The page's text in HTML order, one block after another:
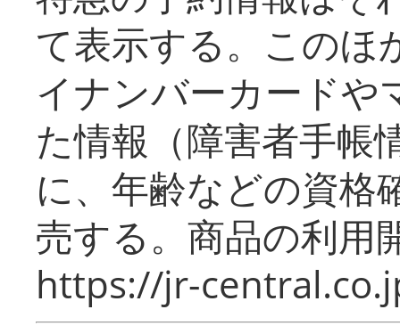
て表示する。このほ
イナンバーカードや
た情報（障害者手帳
に、年齢などの資格
売する。商品の利用
https://jr-